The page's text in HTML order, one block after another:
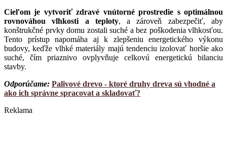
Cieľom je vytvoriť zdravé vnútorné prostredie s optimálnou
rovnováhou vlhkosti a teploty, a zároveň zabezpečiť, aby
konštrukčné prvky domu zostali suché a bez poškodenia vlhkosťou.
Tento prístup napomáha aj k zlepšeniu energetického výkonu
budovy, keďže vlhké materiály majú tendenciu izolovať horšie ako
suché, čím priaznivo ovplyvňuje celkovú energetickú bilanciu
stavby.
Odporúčame: Palivové drevo - ktoré druhy dreva sú vhodné a
ako ich správne spracovat a skladovať?
Reklama